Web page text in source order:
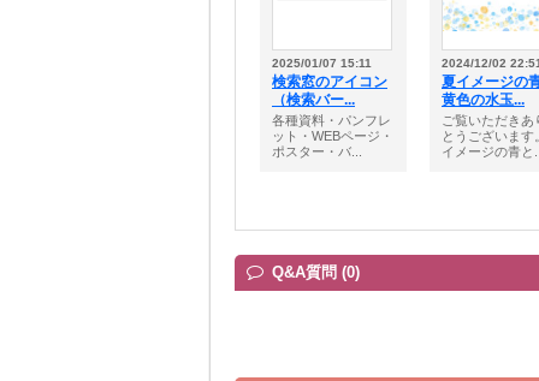
2025/01/07 15:11
検索窓のアイコン
（検索バー...
各種資料・パンフレ
ット・WEBページ・
ポスター・バ...
2024/12/02
夏イメージの
黄色の水玉...
ご覧いただきあ
とうございます
イメージの青と
Q&A質問 (0)